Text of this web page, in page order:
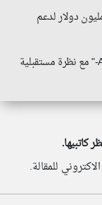
الدولي يوافق على منحة بـ100 مليون دولار لدعم
"فيتش" تثبت تصنيف الكويت عند "AA-" مع نظرة مستقبلية
كاتبيها.
للمقالة.